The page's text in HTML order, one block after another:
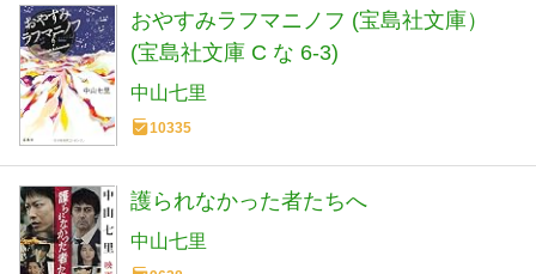
おやすみラフマニノフ (宝島社文庫）
(宝島社文庫 C な 6-3)
中山七里
10335
護られなかった者たちへ
中山七里